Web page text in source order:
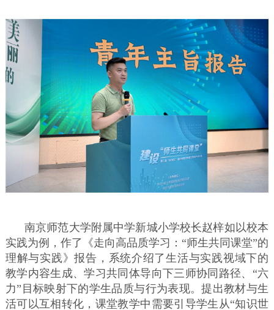
南京师范大学附属中学新城小学校长赵梓如以校本
实践为例，作了《走向高品质学习：“师生共同课堂”的
理解与实践》报告，系统介绍了生活与实践视域下的
教学内容生成、学习共同体导向下三师协同路径、“六
力”目标映射下的学生品质与行为表现。提出教材与生
活可以互相转化，课堂教学中需要引导学生从“知识世